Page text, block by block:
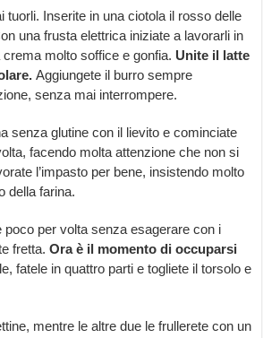
tuorli. Inserite in una ciotola il rosso delle
una frusta elettrica iniziate a lavorarli in
molto soffice e gonfia. Unite il latte
Aggiungete il burro sempre
senza mai interrompere.
senza glutine con il lievito e cominciate
facendo molta attenzione che non si
l’impasto per bene, insistendo molto
della farina.
poco per volta senza esagerare con i
fretta. Ora è il momento di occuparsi
fatele in quattro parti e togliete il torsolo e
mentre le altre due le frullerete con un